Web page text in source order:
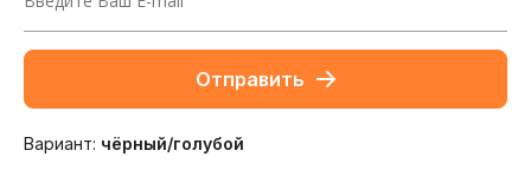
Отправить
Вариант: чёрный/голубой